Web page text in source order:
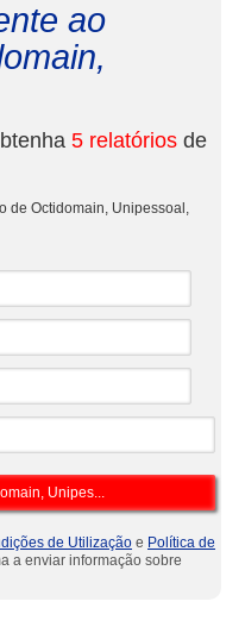
ao
5 relatórios de
de Octidomain, Unipessoal,
de Utilização e Política de
a enviar informação sobre